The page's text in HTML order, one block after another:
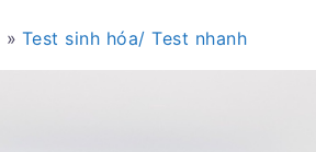
Test sinh hóa/ Test nhanh